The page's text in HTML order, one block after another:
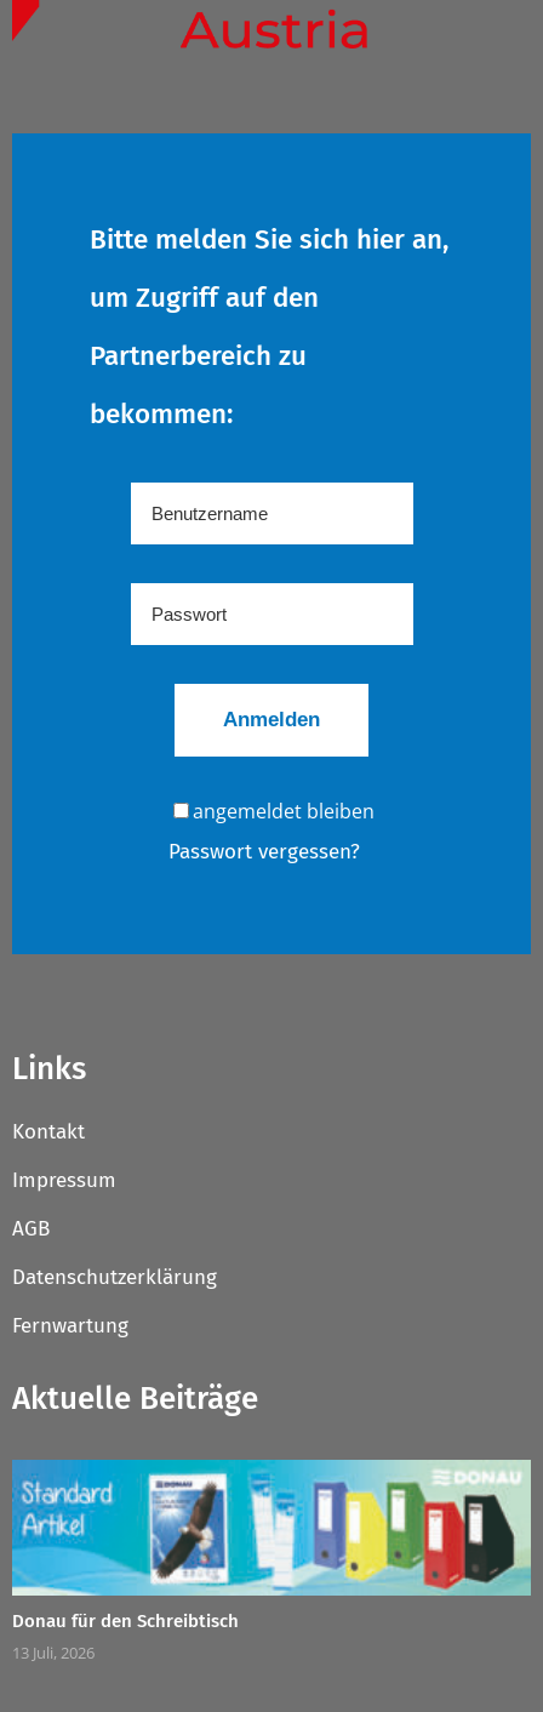
Bitte melden Sie sich hier an,
um Zugriff auf den
Partnerbereich zu
bekommen:
angemeldet bleiben
Passwort vergessen?
Links
Kontakt
Impressum
AGB
Datenschutzerklärung
Fernwartung
Aktuelle Beiträge
Donau für den Schreibtisch
13 Juli, 2026